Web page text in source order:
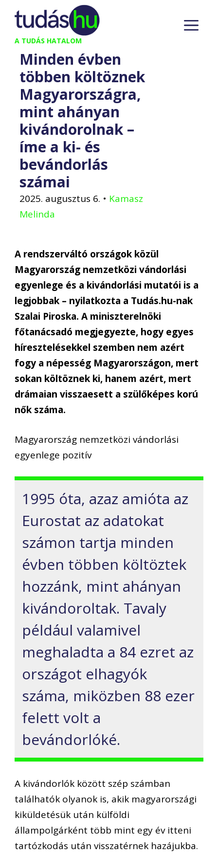
Kilépés
tartalomba
A TUDÁS HATALOM
Minden évben
többen költöznek
Magyarországra,
mint ahányan
kivándorolnak –
íme a ki- és
bevándorlás
számai
2025. augusztus 6. • Kamasz
Melinda
A rendszerváltó országok közül
Magyarország nemzetközi vándorlási
egyenlege és a kivándorlási mutatói is a
legjobbak – nyilatkozta a Tudás.hu-nak
Szalai Piroska. A miniszterelnöki
főtanácsadó megjegyezte, hogy egyes
híresztelésekkel szemben nem azért
fogy a népesség Magyarországon, mert
sokan költöznek ki, hanem azért, mert
drámaian visszaesett a szülőképes korú
nők száma.
Magyarország nemzetközi vándorlási
egyenlege pozitív
1995 óta, azaz amióta az
Eurostat az adatokat
számon tartja minden
évben többen költöztek
hozzánk, mint ahányan
kivándoroltak. Tavaly
például valamivel
meghaladta a 84 ezret az
országot elhagyók
száma, miközben 88 ezer
felett volt a
bevándorlóké.
A kivándorlók között szép számban
találhatók olyanok is, akik magyarországi
kiküldetésük után külföldi
állampolgárként több mint egy év itteni
tartózkodás után visszatérnek hazájukba.